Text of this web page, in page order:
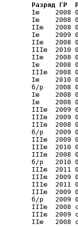
Разряд ГР
Iю
Iю
IIю
Iю
IIю
IIIю
IIю
Iю
IIIю
Iю
б/р
Iю
Iю
IIIю
IIIю
IIIю
б/р
IIIю
IIIю
IIIю
б/р
IIIю  2011
IIIю
IIIю
IIIю
б/р
IIIю  2008
IIIю  2009
IIю   2008